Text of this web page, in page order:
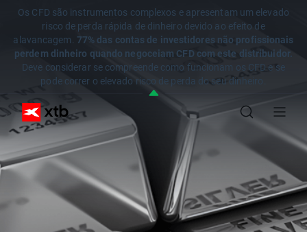
Os CFD são instrumentos complexos e apresentam um elevado
risco de perda rápida de dinheiro devido ao efeito de
alavancagem. 77% das contas de investidores não profissionais
perdem dinheiro quando negoceiam CFD com este distribuidor.
Deve considerar se compreende como funcionam os CFD e se
pode correr o elevado risco de perda do seu dinheiro.